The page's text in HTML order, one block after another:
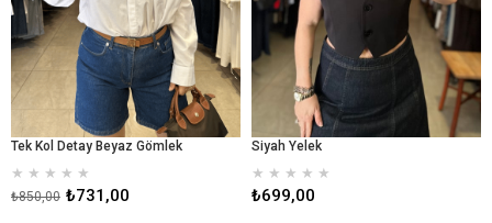
Tek Kol Detay Beyaz Gömlek
★ ★ ★ ★ ★
₺731,00
₺850,00
Siyah Yelek
★ ★ ★ ★ ★
₺699,00